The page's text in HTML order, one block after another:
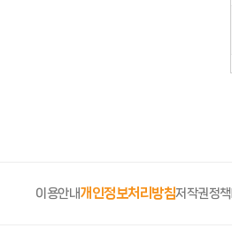
이용안내개인정보처리방침저작권정책